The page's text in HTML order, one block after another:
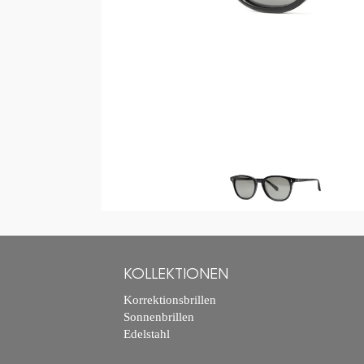
KOLLEKTIONEN
Korrektionsbrillen
Sonnenbrillen
Edelstahl